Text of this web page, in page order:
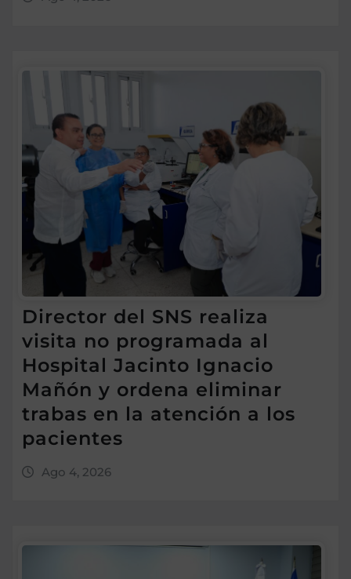
Director del SNS realiza
visita no programada al
Hospital Jacinto Ignacio
Mañón y ordena eliminar
trabas en la atención a los
pacientes
Ago 4, 2026